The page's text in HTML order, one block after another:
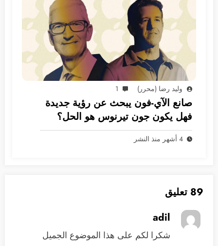
وليد رضا (محرر) 1
صانع الآي-فون يبحث عن رؤية جديدة
فهل يكون جون تيرنوس هو الحل؟
4 أشهر منذ النشر
89 تعليق
adil
شكرا لكم على هذا الموضوع الجميل